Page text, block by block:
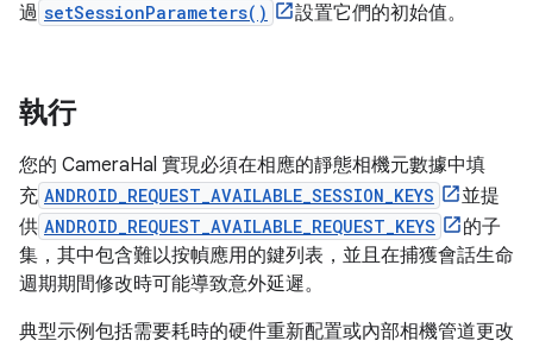
過 setSessionParameters() 設置它們的初始值。
執行
您的 CameraHal 實現必須在相應的靜態相機元數據中填
充 ANDROID_REQUEST_AVAILABLE_SESSION_KEYS
並提
供 ANDROID_REQUEST_AVAILABLE_REQUEST_KEYS
的子
集，其中包含難以按幀應用的鍵列表，並且在捕獲會話生命
週期期間修改時可能導致意外延遲。
典型示例包括需要耗時的硬件重新配置或內部相機管道更改